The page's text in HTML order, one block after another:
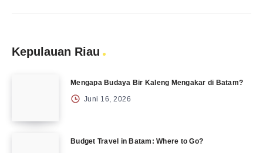
Kepulauan Riau
Mengapa Budaya Bir Kaleng Mengakar di Batam?
Juni 16, 2026
Budget Travel in Batam: Where to Go?